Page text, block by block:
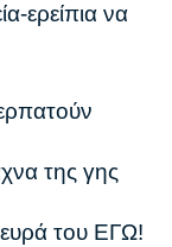
ερείπια να
της γης
του ΕΓΩ!